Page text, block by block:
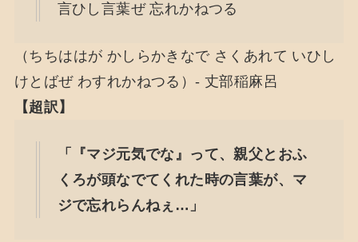
言ひし言葉ぜ 忘れかねつる
（ちちははが かしらかきなで さくあれて いひし
けとばぜ わすれかねつる）- 丈部稲麻呂
【超訳】
「『マジ元気でな』って、親父とおふ
くろが頭なでてくれた時の言葉が、マ
ジで忘れらんねぇ…」